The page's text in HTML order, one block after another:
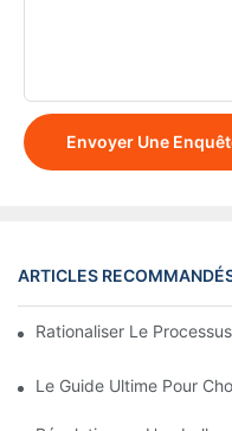
Envoyer Une
ARTICLES
Rationaliser Le
Le Guide Ultime Pour